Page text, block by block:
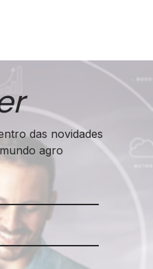
das novidades
agro